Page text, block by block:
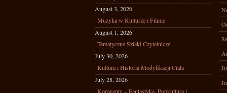
August 3, 2026
Muzyka w Kulturze i Filmie
August 1, 2026
Tematyczne Szlaki Czytelnicze
July 30, 2026
Kultura i Historia Modyfikacji Ciała
July 28, 2026
Konwenty – Fantastyka, Popkultura i